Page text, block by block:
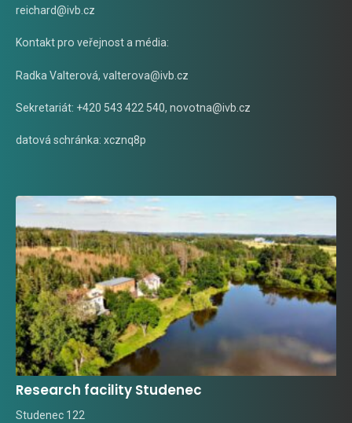
reichard@ivb.cz
Kontakt pro veřejnost a média:
Radka Valterová, valterova@ivb.cz
Sekretariát: +420 543 422 540, novotna@ivb.cz
datová schránka: xcznq8p
Research facility Studenec
Studenec 122